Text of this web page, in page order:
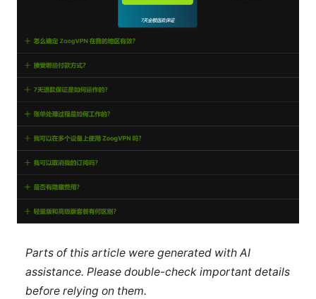
Parts of this article were generated with AI
assistance. Please double-check important details
before relying on them.